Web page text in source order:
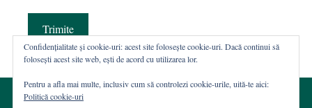
Trimite
Confidențialitate și cookie-uri: acest site folosește cookie-uri. Dacă continui să
folosești acest site web, ești de acord cu utilizarea lor.
Pentru a afla mai multe, inclusiv cum să controlezi cookie-urile, uită-te aici:
Politică cookie-uri